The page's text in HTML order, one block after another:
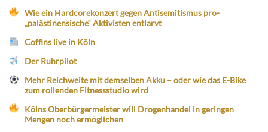
Wie ein Hardcorekonzert gegen Antisemitismus pro-
„palästinensische“ Aktivisten entlarvt
Coffins live in Köln
Der Ruhrpilot
Mehr Reichweite mit demselben Akku – oder wie das E-Bike
zum rollenden Fitnessstudio wird
Kölns Oberbürgermeister will Drogenhandel in geringen
Mengen noch ermöglichen